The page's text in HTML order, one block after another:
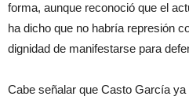
forma, aunque reconoció que el
ha dicho que no habría represión
dignidad de manifestarse para
Cabe señalar que Casto García